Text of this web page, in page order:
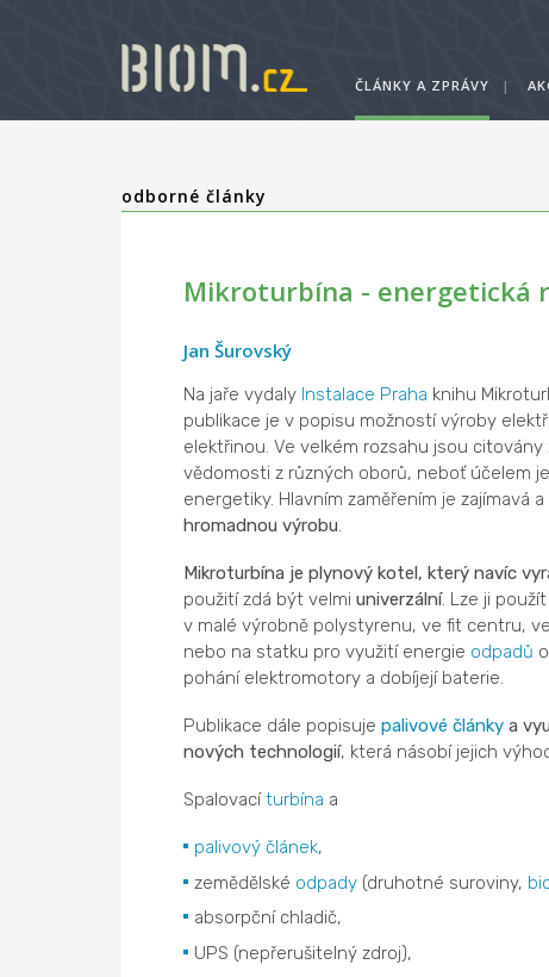
ČLÁNKY A ZPRÁVY |
odborné články
Mikroturbína - energetická
Jan Šurovský
Na jaře vydaly Instalace Praha knihu
publikace je v popisu možností výroby
elektřinou. Ve velkém rozsahu jsou
vědomosti z různých oborů, neboť účelem
energetiky. Hlavním zaměřením je zajímavá
hromadnou výrobu.
Mikroturbína je plynový kotel, který navíc
použití zdá být velmi univerzální. Lze ji
v malé výrobně polystyrenu, ve fit centru,
nebo na statku pro využití energie odpadů
pohání elektromotory a dobíjejí baterie.
Publikace dále popisuje palivové článkya
nových technologií, která násobí jejich
Spalovacíturbína a
palivový článek,
zemědělské odpady(druhotné suroviny,
absorpční chladič,
UPS (nepřerušitelný zdroj),